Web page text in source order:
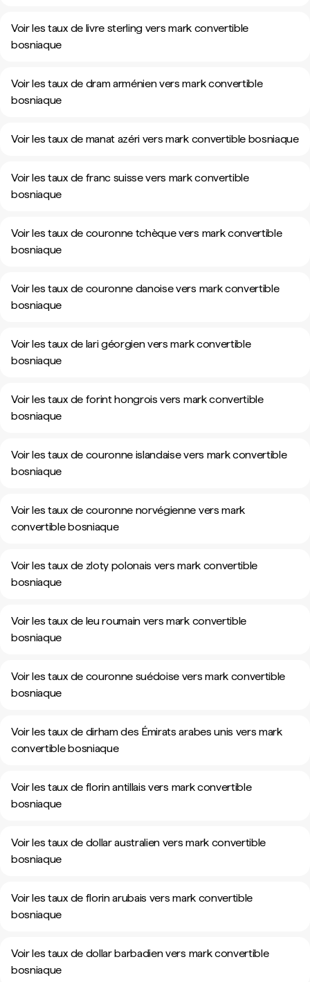
Voir les taux de livre sterling vers mark convertible
bosniaque
Voir les taux de dram arménien vers mark convertible
bosniaque
Voir les taux de manat azéri vers mark convertible bosniaque
Voir les taux de franc suisse vers mark convertible
bosniaque
Voir les taux de couronne tchèque vers mark convertible
bosniaque
Voir les taux de couronne danoise vers mark convertible
bosniaque
Voir les taux de lari géorgien vers mark convertible
bosniaque
Voir les taux de forint hongrois vers mark convertible
bosniaque
Voir les taux de couronne islandaise vers mark convertible
bosniaque
Voir les taux de couronne norvégienne vers mark
convertible bosniaque
Voir les taux de zloty polonais vers mark convertible
bosniaque
Voir les taux de leu roumain vers mark convertible
bosniaque
Voir les taux de couronne suédoise vers mark convertible
bosniaque
Voir les taux de dirham des Émirats arabes unis vers mark
convertible bosniaque
Voir les taux de florin antillais vers mark convertible
bosniaque
Voir les taux de dollar australien vers mark convertible
bosniaque
Voir les taux de florin arubais vers mark convertible
bosniaque
Voir les taux de dollar barbadien vers mark convertible
bosniaque